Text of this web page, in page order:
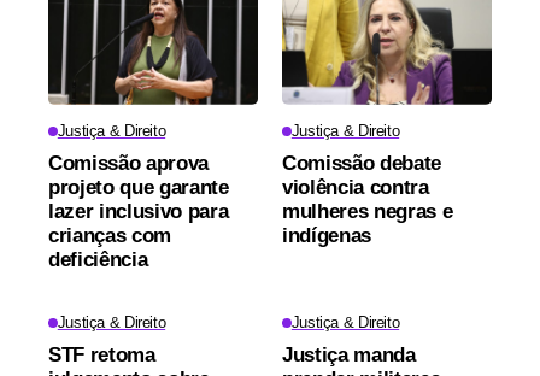
Justiça & Direito
Comissão aprova
projeto que garante
lazer inclusivo para
crianças com
deficiência
Justiça & Direito
Comissão debate
violência contra
mulheres negras e
indígenas
Justiça & Direito
STF retoma
Justiça & Direito
Justiça manda